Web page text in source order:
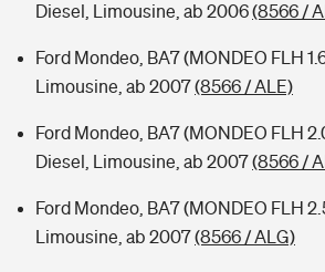
Diesel, Limousine, ab 2006(8566 /
Ford Mondeo, BA7 (MONDEO FLH
Limousine, ab 2007(8566 / ALE)
Ford Mondeo, BA7 (MONDEO FLH
Diesel, Limousine, ab 2007(8566 /
Ford Mondeo, BA7 (MONDEO FLH
Limousine, ab 2007(8566 / ALG)